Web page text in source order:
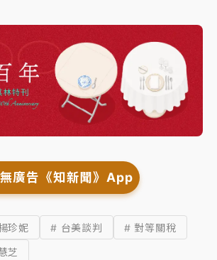
廣告《知新聞》App
珍妮 # 台美談判
# 對等關稅
芝